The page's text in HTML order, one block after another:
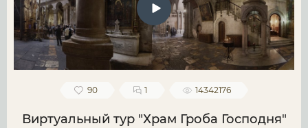
90 1 14342176
Виртуальный тур "Храм Гроба Господня"